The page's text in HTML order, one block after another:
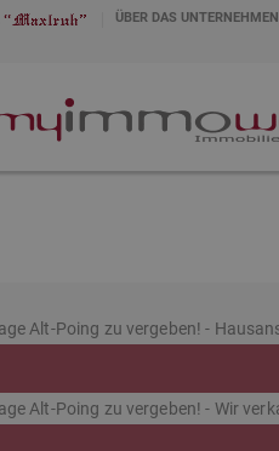
ÜBER DAS UNTERNEHMEN